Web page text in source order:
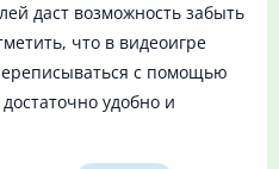
даст возможность забыть
что в видеоигре
с помощью
удобно и